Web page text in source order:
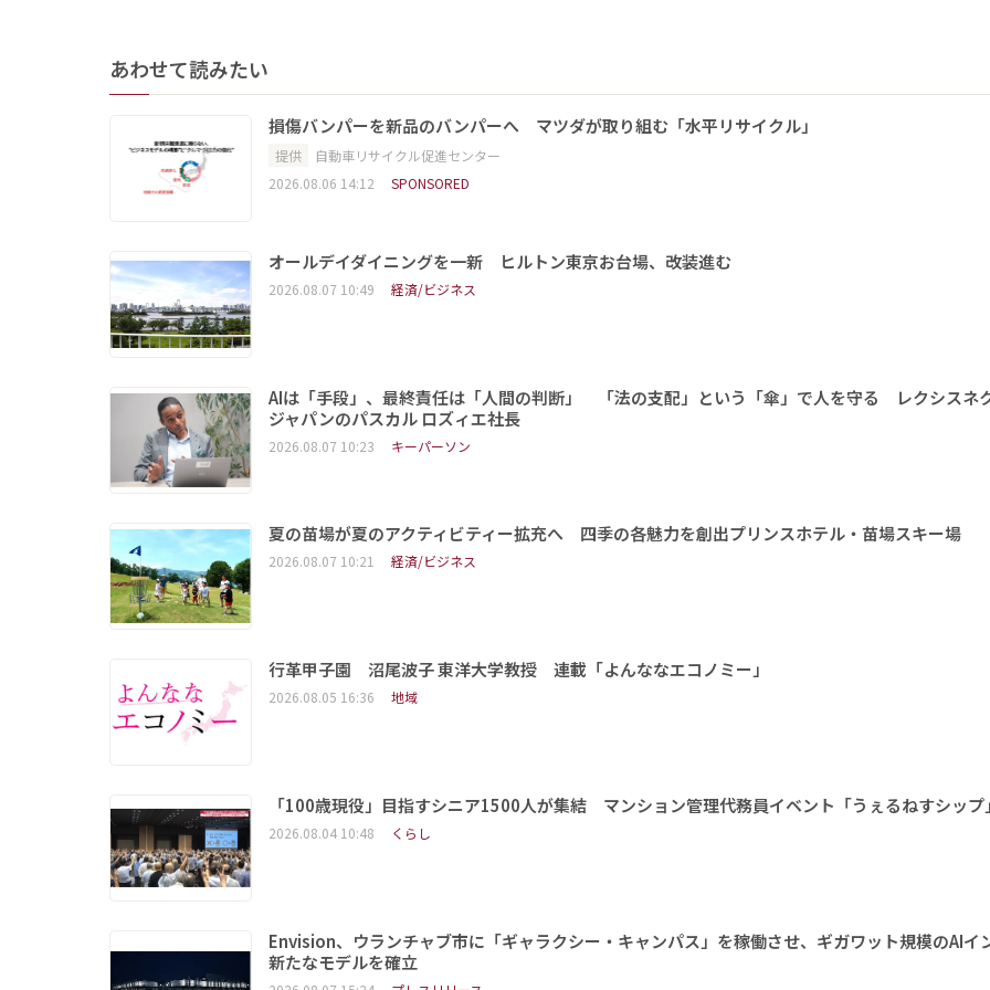
あわせて読みたい
損傷バンパーを新品のバンパーへ マツダが取り組む「水平リサイクル」
提供
自動車リサイクル促進センター
2026.08.06 14:12
SPONSORED
オールデイダイニングを一新 ヒルトン東京お台場、改装進む
2026.08.07 10:49 経済/ビジネス
AIは「手段」、最終責任は「人間の判断」 「法の支配」という「傘」で人を守る レクシスネ
ジャパンのパスカル ロズィエ社長
2026.08.07 10:23 キーパーソン
夏の苗場が夏のアクティビティー拡充へ 四季の各魅力を創出プリンスホテル・苗場スキー場
2026.08.07 10:21 経済/ビジネス
行革甲子園 沼尾波子 東洋大学教授 連載「よんななエコノミー」
2026.08.05 16:36 地域
「100歳現役」目指すシニア1500人が集結 マンション管理代務員イベント「うぇるねすシップ
2026.08.04 10:48 くらし
Envision、ウランチャブ市に「ギャラクシー・キャンパス」を稼働させ、ギガワット規模のAIイ
新たなモデルを確立